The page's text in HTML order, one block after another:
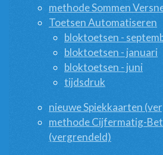
methode Sommen
Toetsen Automatiseren
bloktoetsen -
bloktoetsen - januari
bloktoetsen - juni
tijdsdruk
nieuwe Spiekkaarten
methode Cijfermatig-
(vergrendeld)